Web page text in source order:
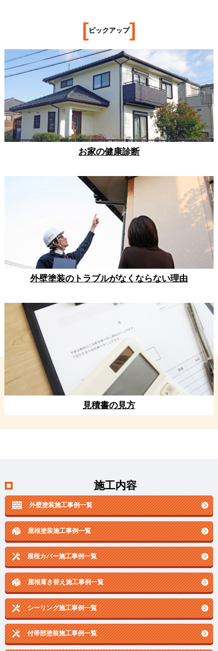
[ピックアップ]
お家の健康診断
外壁塗装のトラブルがなくならない理由
見積書の見方
施工内容
外壁塗装施工事例一覧
屋根塗装施工事例一覧
屋根カバー施工事例一覧
屋根葺き替え施工事例一覧
シーリング施工事例一覧
付帯部塗装施工事例一覧